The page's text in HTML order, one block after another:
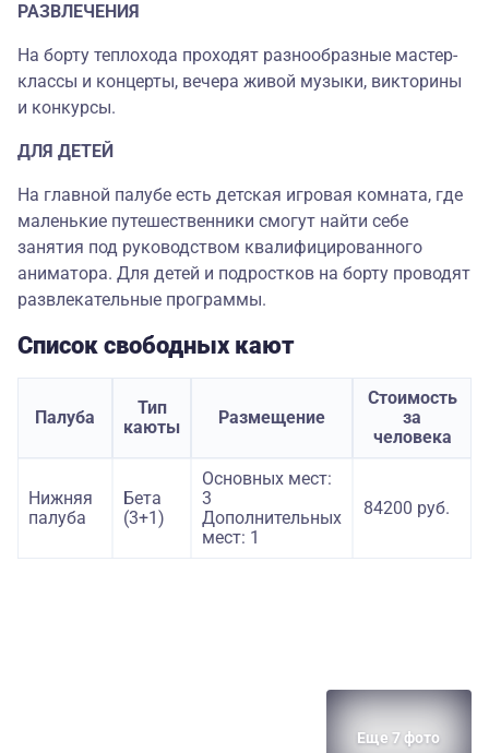
РАЗВЛЕЧЕНИЯ
На борту теплохода проходят разнообразные мастер-
классы и концерты, вечера живой музыки, викторины
и конкурсы.
ДЛЯ ДЕТЕЙ
На главной палубе есть детская игровая комната, где
маленькие путешественники смогут найти себе
занятия под руководством квалифицированного
аниматора. Для детей и подростков на борту проводят
развлекательные программы.
Список свободных кают
Палуба
Тип
каюты
Размещение
Стоимость
за
человека
Нижняя
палуба
Бета
(3+1)
Основных мест:
3
Дополнительных
мест: 1
84200 руб.
Еще 7 фото